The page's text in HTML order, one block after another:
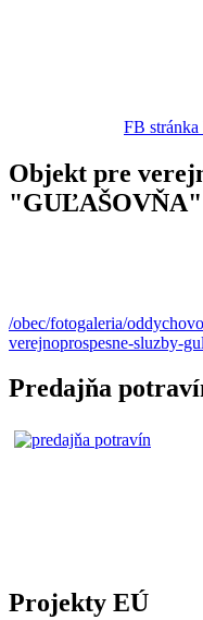
FB
Objekt pre
"GUĽAŠOVŇA"
/obec/fotogaleria/
verejnoprospesne-sluzby-
Predajňa
Projekty EÚ